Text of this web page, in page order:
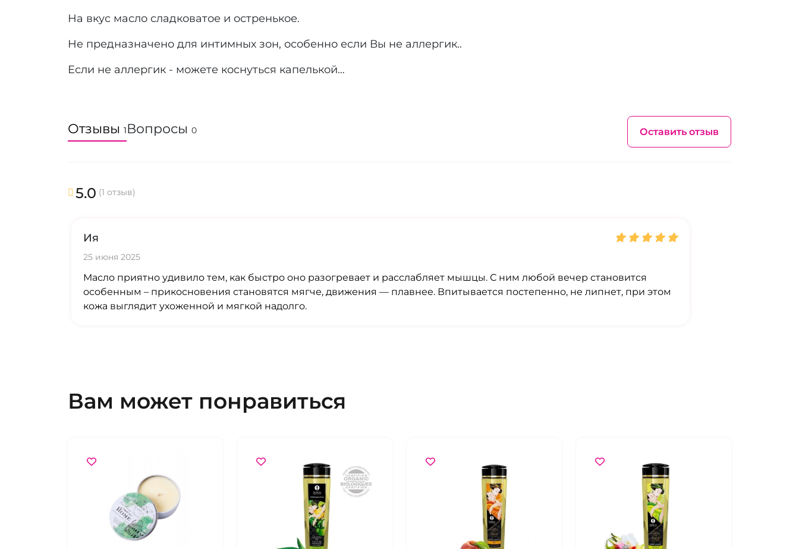
На вкус масло сладковатое и остренькое.
Не предназначено для интимных зон, особенно если Вы не аллергик..
Если не аллергик - можете коснуться капелькой…
Отзывы 1Вопросы 0 Оставить отзыв
5.0 (1 отзыв)
Ия
25 июня 2025
Масло приятно удивило тем, как быстро оно разогревает и расслабляет мышцы. С ним любой вечер становится
особенным – прикосновения становятся мягче, движения — плавнее. Впитывается постепенно, не липнет, при этом
кожа выглядит ухоженной и мягкой надолго.
Вам может понравиться